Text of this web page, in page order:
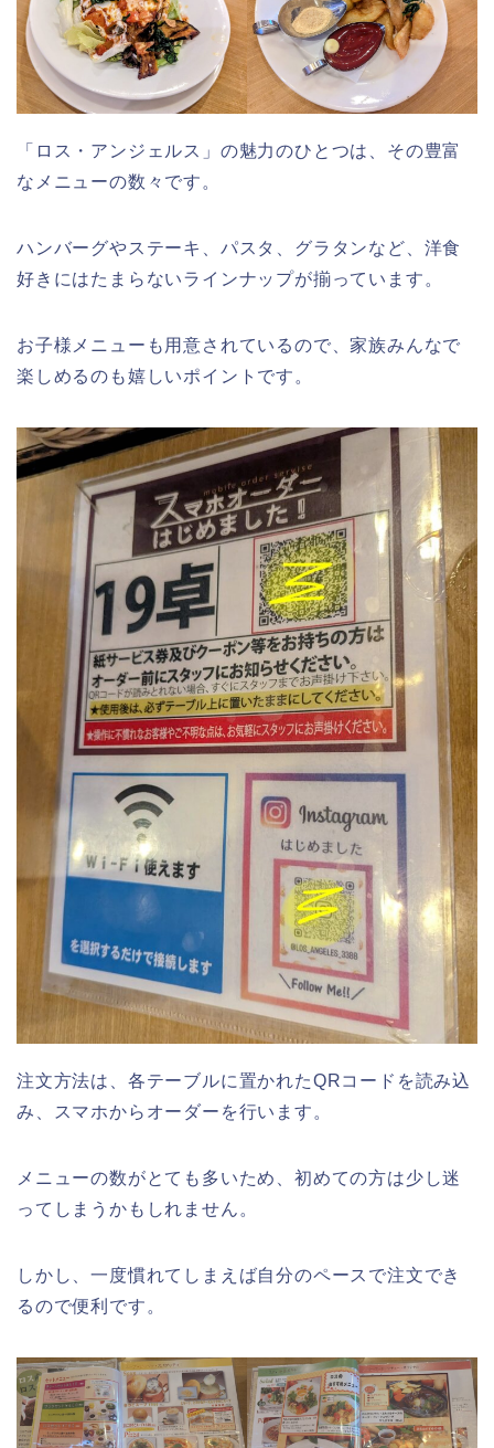
「ロス・アンジェルス」の魅力のひとつは、その豊富
なメニューの数々です。
ハンバーグやステーキ、パスタ、グラタンなど、洋食
好きにはたまらないラインナップが揃っています。
お子様メニューも用意されているので、家族みんなで
楽しめるのも嬉しいポイントです。
注文方法は、各テーブルに置かれたQRコードを読み込
み、スマホからオーダーを行います。
メニューの数がとても多いため、初めての方は少し迷
ってしまうかもしれません。
しかし、一度慣れてしまえば自分のペースで注文でき
るので便利です。